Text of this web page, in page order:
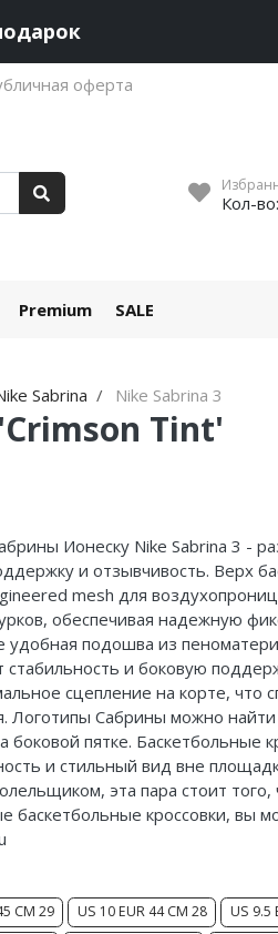
оферта
Кол-во:
Premium SALE
Sabrina Nike Sabrina 3
Tint'
Ионеску Nike Sabrina 3 -
и отзывчивость. Верх
mesh для
обеспечивая надежную
удобная подошва из
стабильность и боковую
сцепление на корте, что
Логотипы Сабрины можно найти
боковой пятке. Баскетбольные
и стильный вид вне
эта пара стоит
баскетбольные кроссовки, вы
CM 29 US 10 EUR 44 CM 28
US 9.5